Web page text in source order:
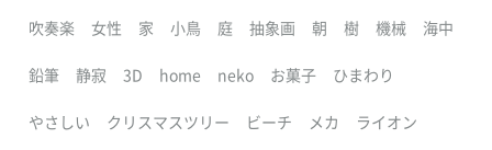
吹奏楽 女性 家 小鳥 庭 抽象画 朝 樹 機械 海中
鉛筆 静寂 3D home neko お菓子 ひまわり
やさしい クリスマスツリー ビーチ メカ ライオン